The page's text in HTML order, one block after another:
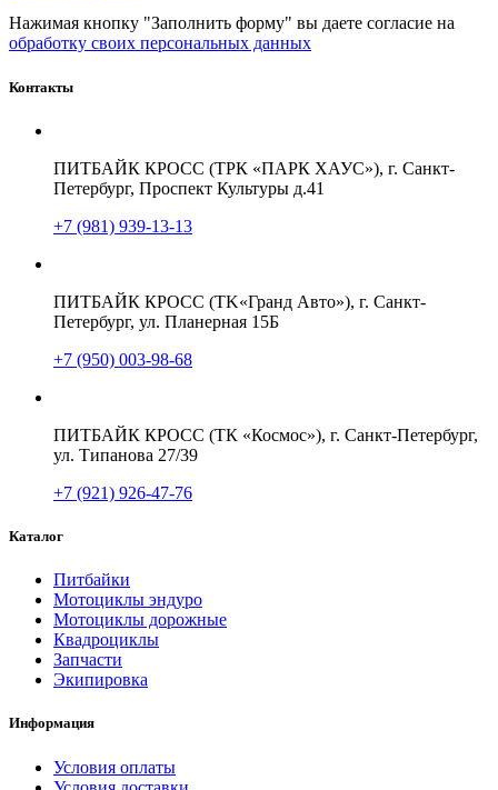
Нажимая кнопку "Заполнить форму" вы даете согласие на
обработку своих персональных данных
Контакты
ПИТБАЙК КРОСС (ТРК «ПАРК ХАУС»), г. Санкт-
Петербург, Проспект Культуры д.41
+7 (981) 939-13-13
ПИТБАЙК КРОСС (TK«Гранд Авто»), г. Санкт-
Петербург, ул. Планерная 15Б
+7 (950) 003-98-68
ПИТБАЙК КРОСС (ТК «Космос»), г. Санкт-Петербург,
ул. Типанова 27/39
+7 (921) 926-47-76
Каталог
Питбайки
Мотоциклы эндуро
Мотоциклы дорожные
Квадроциклы
Запчасти
Экипировка
Информация
Условия оплаты